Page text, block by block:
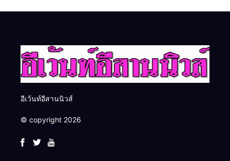
อีเว้นท์อีสานนิวส์
© copyright 2026